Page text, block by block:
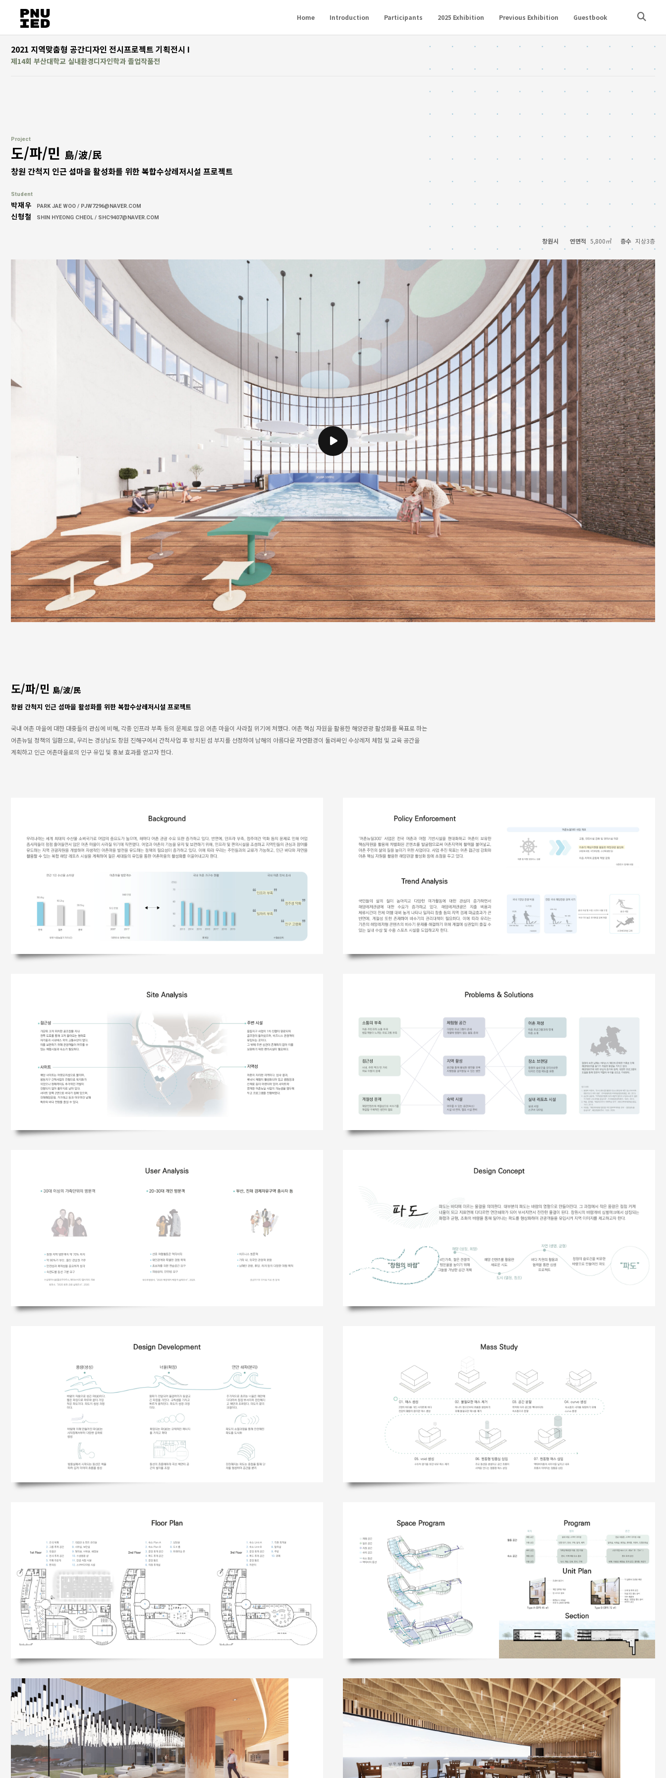
Home Introduction Participants 2025 Exhibition Previous Exhibition Guestbook
2021 지역맞춤형 공간디자인 전시프로젝트 기획전시 I
제14회 부산대학교 실내환경디자인학과 졸업작품전
Project
도/파/민 島/波/民
창원 간척지 인근 섬마을 활성화를 위한 복합수상레저시설 프로젝트
Student
박재우 PARK JAE WOO / PJW7296@NAVER.COM
신형철 SHIN HYEONG CHEOL / SHC9407@NAVER.COM
창원시 연면적 5,800㎡ 층수 지상3층
도/파/민 島/波/民
창원 간척지 인근 섬마을 활성화를 위한 복합수상레저시설 프로젝트
국내 어촌 마을에 대한 대중들의 관심에 비해, 각종 인프라 부족 등의 문제로 많은 어촌 마을이 사라질 위기에 처했다. 어촌 핵심 자원을 활용한 해양관광 활성화를 목표로 하는
어촌뉴딜 정책의 일환으로, 우리는 경상남도 창원 진해구에서 간척사업 후 방치된 섬 부지를 선정하여 남해의 아름다운 자연환경이 둘러싸인 수상레저 체험 및 교육 공간을
계획하고 인근 어촌마을로의 인구 유입 및 홍보 효과를 얻고자 한다.